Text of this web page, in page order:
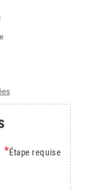
*Étape requise